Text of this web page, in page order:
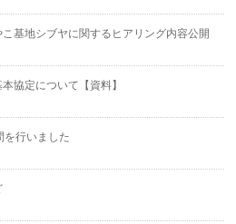
基地シブヤに関するヒアリング内容公開
協定について【資料】
を行いました